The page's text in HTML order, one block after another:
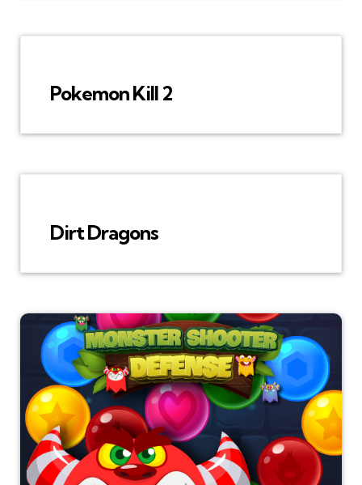
Pokemon Kill 2
Dirt Dragons